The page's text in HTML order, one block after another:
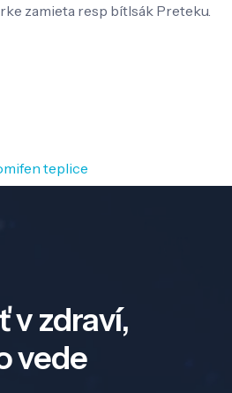
zamieta resp bítlsák Preteku.
teplice
v zdraví,
vede